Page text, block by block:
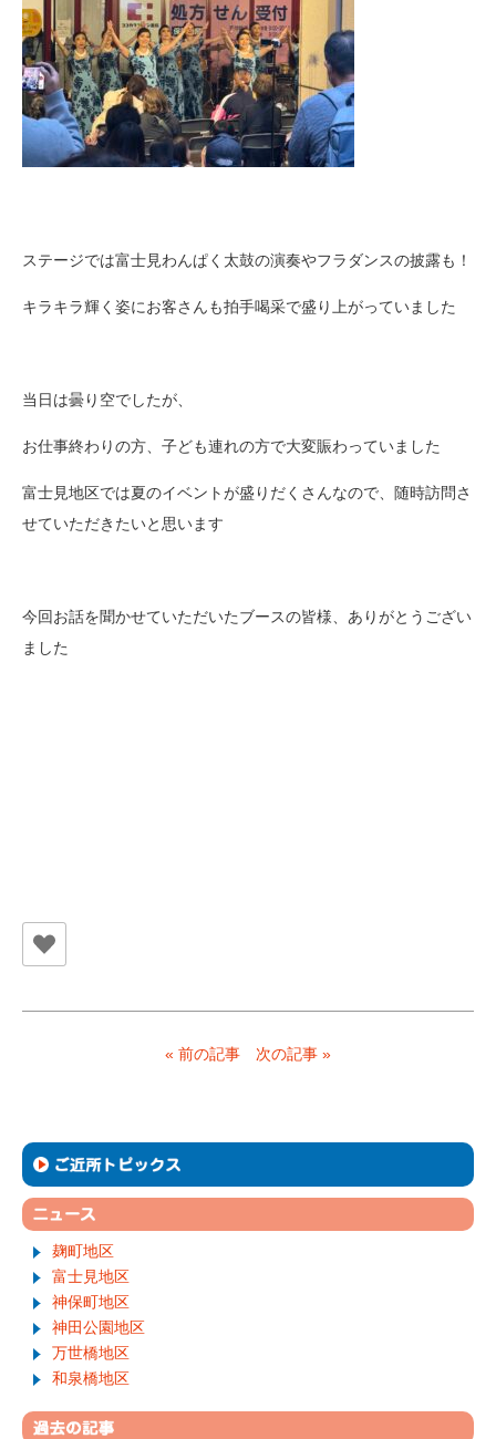
ステージでは富士見わんぱく太鼓の演奏やフラダンスの披露も！
キラキラ輝く姿にお客さんも拍手喝采で盛り上がっていました
当日は曇り空でしたが、
お仕事終わりの方、子ども連れの方で大変賑わっていました
富士見地区では夏のイベントが盛りだくさんなので、随時訪問さ
せていただきたいと思います
今回お話を聞かせていただいたブースの皆様、ありがとうござい
ました
« 前の記事 次の記事 »
麹町地区
富士見地区
神保町地区
神田公園地区
万世橋地区
和泉橋地区